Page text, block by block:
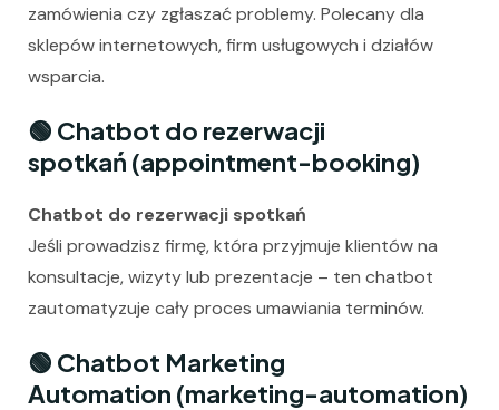
zamówienia czy zgłaszać problemy. Polecany dla
sklepów internetowych, firm usługowych i działów
wsparcia.
🟢 Chatbot do rezerwacji
spotkań (appointment-booking)
Chatbot do rezerwacji spotkań
Jeśli prowadzisz firmę, która przyjmuje klientów na
konsultacje, wizyty lub prezentacje – ten chatbot
zautomatyzuje cały proces umawiania terminów.
🟢 Chatbot Marketing
Automation (marketing-automation)